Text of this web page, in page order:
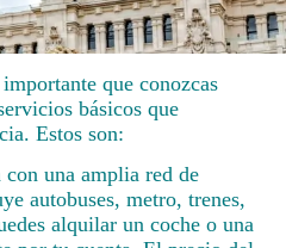
que conozcas
básicos que
Estos son:
con una amplia red de
autobuses, metro, trenes,
alquilar un coche o una